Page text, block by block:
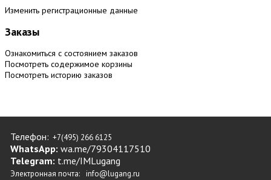
Изменить регистрационные данные
Заказы
Ознакомиться с состоянием заказов
Посмотреть содержимое корзины
Посмотреть историю заказов
Телефон: +7(495) 266 6125
WhatsApp: wa.me/79304117510
Telegram: t.me/IMLugang
Электронная почта: info@lugang.ru